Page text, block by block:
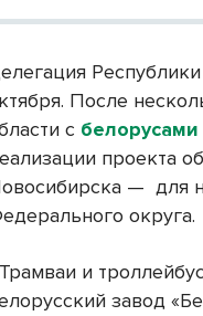
После
с
проекта
— для
округа.
и
завод